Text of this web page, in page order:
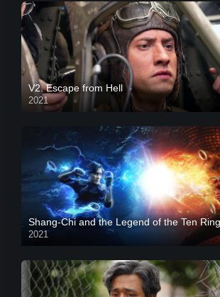
V2. Escape from Hell
2021
2021
CAM